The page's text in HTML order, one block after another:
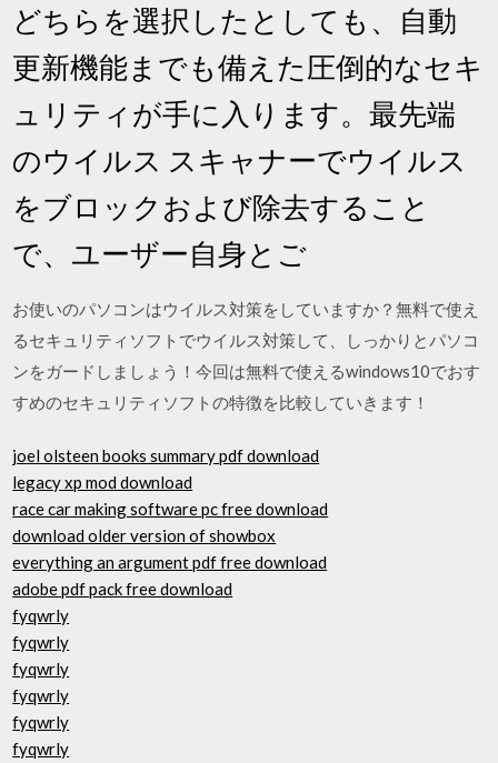
どちらを選択したとしても、自動
更新機能までも備えた圧倒的なセキ
ュリティが手に入ります。最先端
のウイルス スキャナーでウイルス
をブロックおよび除去すること
で、ユーザー自身とご
お使いのパソコンはウイルス対策をしていますか？無料で使え
るセキュリティソフトでウイルス対策して、しっかりとパソコ
ンをガードしましょう！今回は無料で使えるwindows10でおす
すめのセキュリティソフトの特徴を比較していきます！
joel olsteen books summary pdf download
legacy xp mod download
race car making software pc free download
download older version of showbox
everything an argument pdf free download
adobe pdf pack free download
fyqwrly
fyqwrly
fyqwrly
fyqwrly
fyqwrly
fyqwrly